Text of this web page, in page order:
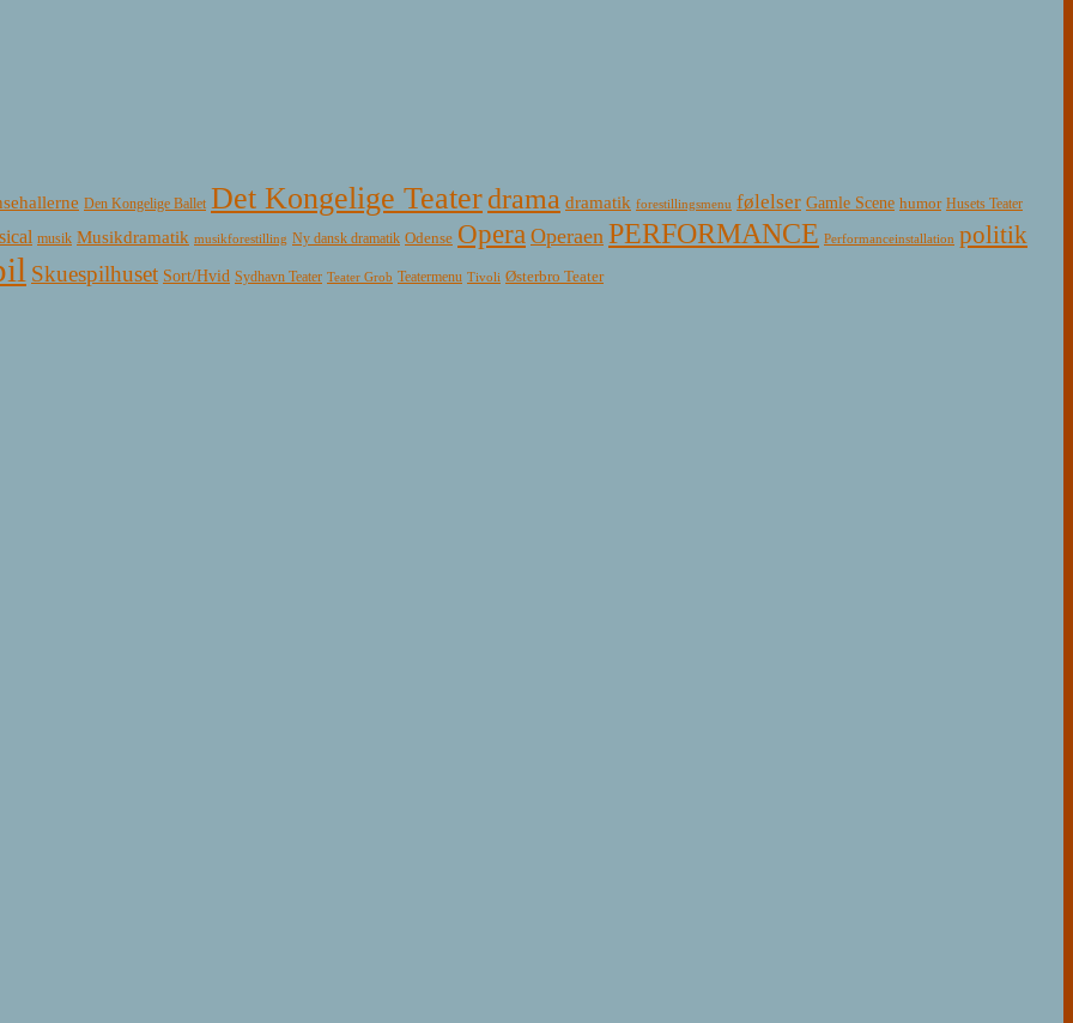
Den Kongelige Ballet Det Kongelige Teaterdrama dramatik forestillingsmenu følelser Gamle Scene humor Husets Teater
musik Musikdramatik musikforestilling Ny dansk dramatik Odense Opera Operaen PERFORMANCE Performanceinstallation politik
Skuespilhuset Sort/Hvid Sydhavn Teater Teater Grob Teatermenu Tivoli Østerbro Teater